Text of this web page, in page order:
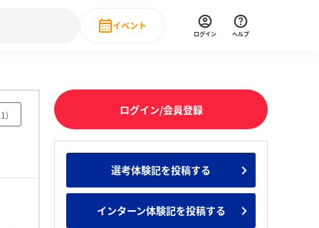
新卒就職人気企業ランキング みんなのインターン人気企業ランキ
・DX現場社員インタビュー
イベント
直近のイベント一覧
ログイン ヘルプ
) ログイン/会員登録
選考体験記を投稿する
インターン体験記を投稿する